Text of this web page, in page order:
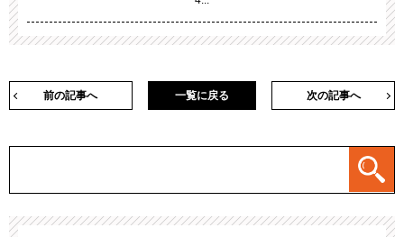
前の記事へ 次の記事へ
一覧に戻る